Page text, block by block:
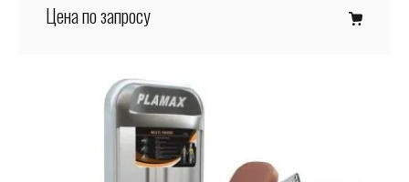
Цена по запросу